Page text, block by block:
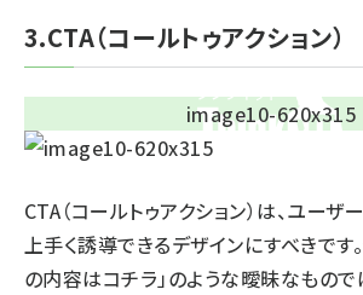
3.CTA（コールトゥアクション）
CTA（コールトゥアクション）は、ユー
上手く誘導できるデザインにすべきです
の内容はコチラ」のような曖昧なもので